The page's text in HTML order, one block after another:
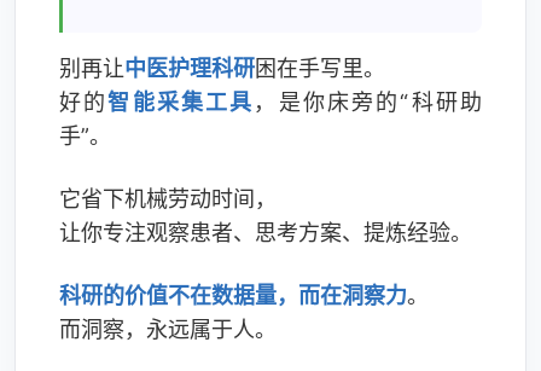
别再让中医护理科研困在手写里。
好的智能采集工具 ，是你床旁的“科研助
手”。
它省下机械劳动时间，
让你专注观察患者、思考方案、提炼经验。
科研的价值不在数据量，而在洞察力。
而洞察，永远属于人。